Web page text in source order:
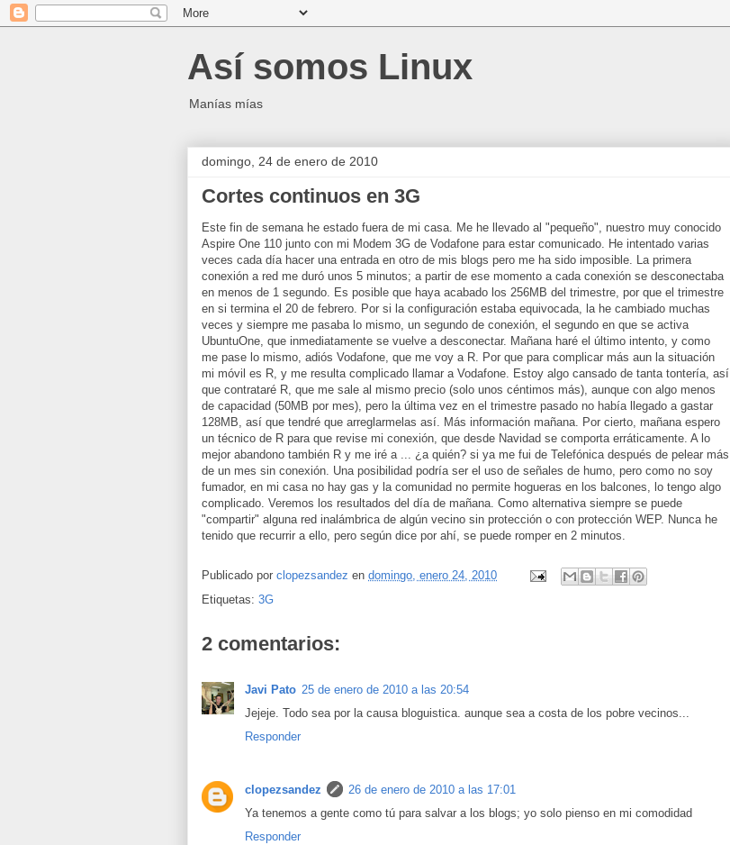
Así somos Linux
Manías mías
domingo, 24 de enero de 2010
Cortes continuos en 3G
Este fin de semana he estado fuera de mi casa. Me he llevado al "pequeño", nuestro muy conocido
Aspire One 110 junto con mi Modem 3G de Vodafone para estar comunicado. He intentado varias
veces cada día hacer una entrada en otro de mis blogs pero me ha sido imposible. La primera
conexión a red me duró unos 5 minutos; a partir de ese momento a cada conexión se desconectaba
en menos de 1 segundo. Es posible que haya acabado los 256MB del trimestre, por que el trimestre
en si termina el 20 de febrero. Por si la configuración estaba equivocada, la he cambiado muchas
veces y siempre me pasaba lo mismo, un segundo de conexión, el segundo en que se activa
UbuntuOne, que inmediatamente se vuelve a desconectar. Mañana haré el último intento, y como
me pase lo mismo, adiós Vodafone, que me voy a R. Por que para complicar más aun la situación
mi móvil es R, y me resulta complicado llamar a Vodafone. Estoy algo cansado de tanta tontería, así
que contrataré R, que me sale al mismo precio (solo unos céntimos más), aunque con algo menos
de capacidad (50MB por mes), pero la última vez en el trimestre pasado no había llegado a gastar
128MB, así que tendré que arreglarmelas así. Más información mañana. Por cierto, mañana espero
un técnico de R para que revise mi conexión, que desde Navidad se comporta erráticamente. A lo
mejor abandono también R y me iré a ... ¿a quién? si ya me fui de Telefónica después de pelear más
de un mes sin conexión. Una posibilidad podría ser el uso de señales de humo, pero como no soy
fumador, en mi casa no hay gas y la comunidad no permite hogueras en los balcones, lo tengo algo
complicado. Veremos los resultados del día de mañana. Como alternativa siempre se puede
"compartir" alguna red inalámbrica de algún vecino sin protección o con protección WEP. Nunca he
tenido que recurrir a ello, pero según dice por ahí, se puede romper en 2 minutos.
Publicado por clopezsandez en domingo, enero 24, 2010
Etiquetas: 3G
2 comentarios:
Javi Pato 25 de enero de 2010 a las 20:54
Jejeje. Todo sea por la causa bloguistica. aunque sea a costa de los pobre vecinos...
Responder
clopezsandez
26 de enero de 2010 a las 17:01
Ya tenemos a gente como tú para salvar a los blogs; yo solo pienso en mi comodidad
Responder